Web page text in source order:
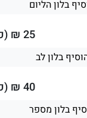
25
₪
40
₪